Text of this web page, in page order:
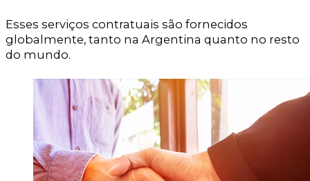
Esses serviços contratuais são fornecidos
globalmente, tanto na Argentina quanto no resto
do mundo.